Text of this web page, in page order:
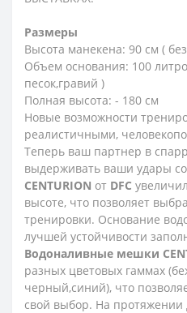
Размеры
Высота манекена: 90 см (
Объем основания: 100
песок,гравий )
Полная высота: - 180 см
Новые возможности
реалистичными,
Теперь ваш партнер в
выдерживать ваши удары
CENTURION от DFC
высоте, что позволяет
тренировки. Основание
лучшей устойчивости
Водоналивные мешки
разных цветовых гаммах
черный,синий), что
свой выбор. На протяжении